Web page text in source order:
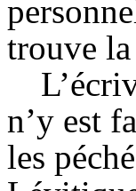
trouve
n’y est
les